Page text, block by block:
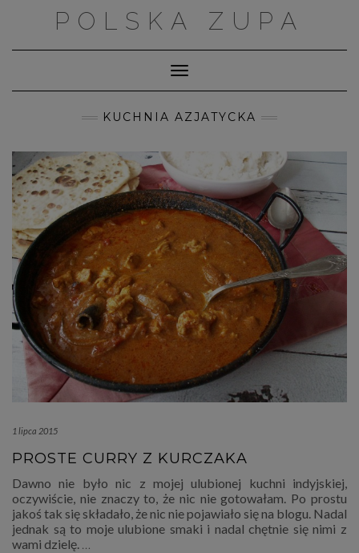
POLSKA ZUPA
Toggle Navigation
KUCHNIA AZJATYCKA
1 lipca 2015
PROSTE CURRY Z KURCZAKA
Dawno nie było nic z mojej ulubionej kuchni indyjskiej,
oczywiście, nie znaczy to, że nic nie gotowałam. Po prostu
jakoś tak się składało, że nic nie pojawiało się na blogu. Nadal
jednak są to moje ulubione smaki i nadal chętnie się nimi z
wami dzielę. …